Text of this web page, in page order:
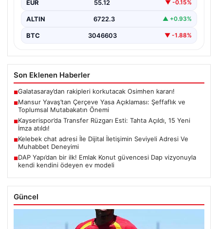
Kurulu…
EUR 55.12 ▼ -0.15%
ALTIN 6722.3 ▲ +0.93%
BTC 3046603 ▼ -1.88%
Son Eklenen Haberler
■Galatasaray’dan rakipleri korkutacak Osimhen kararı!
■Mansur Yavaş’tan Çerçeve Yasa Açıklaması: Şeffaflık ve
Toplumsal Mutabakatın Önemi
■Kayserispor’da Transfer Rüzgarı Esti: Tahta Açıldı, 15 Yeni
İmza atıldı!
■Kelebek chat adresi İle Dijital İletişimin Seviyeli Adresi Ve
Muhabbet Deneyimi
■DAP Yapı’dan bir ilk! Emlak Konut güvencesi Dap vizyonuyla
kendi kendini ödeyen ev modeli
Güncel